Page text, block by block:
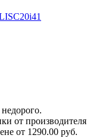
от производителя
от 1290.00 руб.